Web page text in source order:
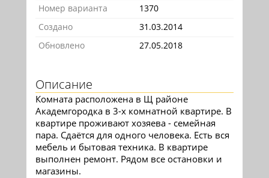
Номер варианта
1370
Создано
31.03.2014
Обновлено
27.05.2018
Описание
Комната расположена в Щ районе
Академгородка в 3-х комнатной квартире. В
квартире проживают хозяева - семейная
пара. Сдаётся для одного человека. Есть вся
мебель и бытовая техника. В квартире
выполнен ремонт. Рядом все остановки и
магазины.